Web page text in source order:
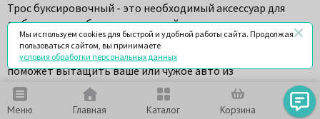
Меню Главная Каталог Корзина Чат
Трос буксировочный - это необходимый аксессуар для
любого автомобилиста, который может пригодиться в
разных ситуациях на дороге. Будь то поломка, авария,
застревание в снегу или грязи, буксировочный трос
поможет вытащить ваше или чужое авто из
затруднительного положения. Но как выбрать
подходящий трос в Чите и где его купить?
Мы используем cookies для быстрой и удобной работы сайта. Продолжая
пользоваться сайтом, вы принимаете
условия обработки персональных данных